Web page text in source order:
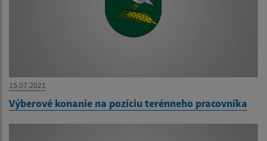
15.07.2021
Výberové konanie na pozíciu terénneho pracovníka